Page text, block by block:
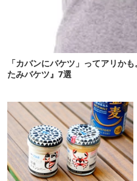
「カバンにバケツ」ってアリか
たみバケツ』7選